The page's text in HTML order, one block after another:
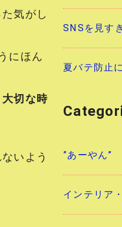
気がし
にほん
大切な時
いよう
SNSを見す
夏バテ防止
”あーやん”
インテリア